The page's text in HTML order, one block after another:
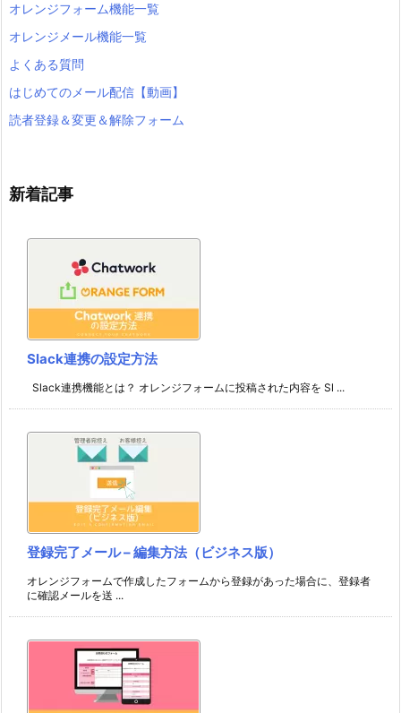
オレンジフォーム機能一覧
オレンジメール機能一覧
よくある質問
はじめてのメール配信【動画】
読者登録＆変更＆解除フォーム
新着記事
Slack連携の設定方法
Slack連携機能とは？ オレンジフォームに投稿された内容を Sl ...
登録完了メール – 編集方法（ビジネス版）
オレンジフォームで作成したフォームから登録があった場合に、登録者
に確認メールを送 ...